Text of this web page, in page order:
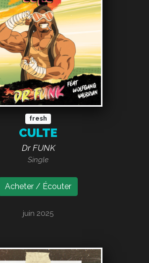
fresh
CULTE
Dr FUNK
Single
Acheter / Écouter
juin 2025